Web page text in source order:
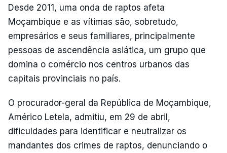
Desde 2011, uma onda de raptos afeta
Moçambique e as vítimas são, sobretudo,
empresários e seus familiares, principalmente
pessoas de ascendência asiática, um grupo que
domina o comércio nos centros urbanos das
capitais provinciais no país.
O procurador-geral da República de Moçambique,
Américo Letela, admitiu, em 29 de abril,
dificuldades para identificar e neutralizar os
mandantes dos crimes de raptos, denunciando o